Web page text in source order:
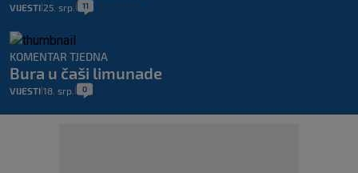
VIJESTI 25. srp. 11
KOMENTAR TJEDNA
Bura u čaši limunade
VIJESTI 18. srp. 0